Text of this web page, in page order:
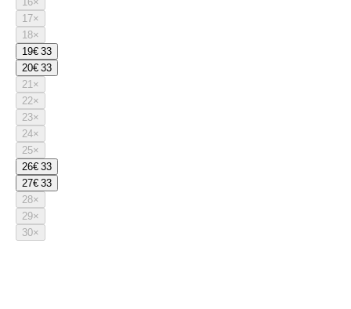
17×
18×
19€ 33
20€ 33
21×
22×
23×
24×
25×
26€ 33
27€ 33
28×
29×
30×